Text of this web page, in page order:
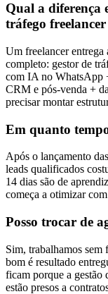
Qual a diferença
tráfego
Um freelancer
completo: gestor de
com IA no WhatsApp
CRM e pós-venda +
precisar montar
Em quanto
Após o lançamento
leads qualificados
14 dias são de
começa a otimizar
Posso trocar de
Sim, trabalhamos
bom é resultado
ficam porque a gestão
estão presos a